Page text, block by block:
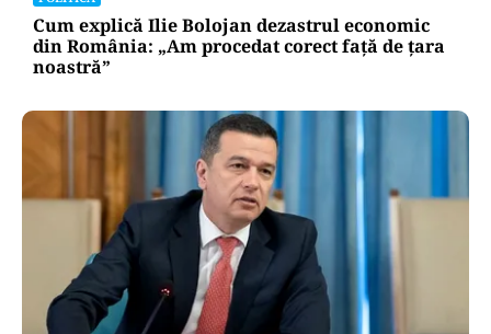
Cum explică Ilie Bolojan dezastrul economic
din România: „Am procedat corect față de țara
noastră”